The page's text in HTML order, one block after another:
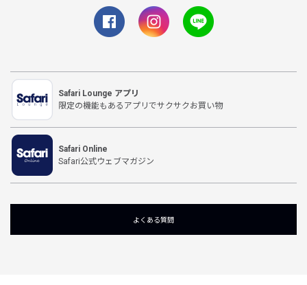
Safari Lounge アプリ
限定の機能もあるアプリでサクサクお買い物
Safari Online
Safari公式ウェブマガジン
よくある質問